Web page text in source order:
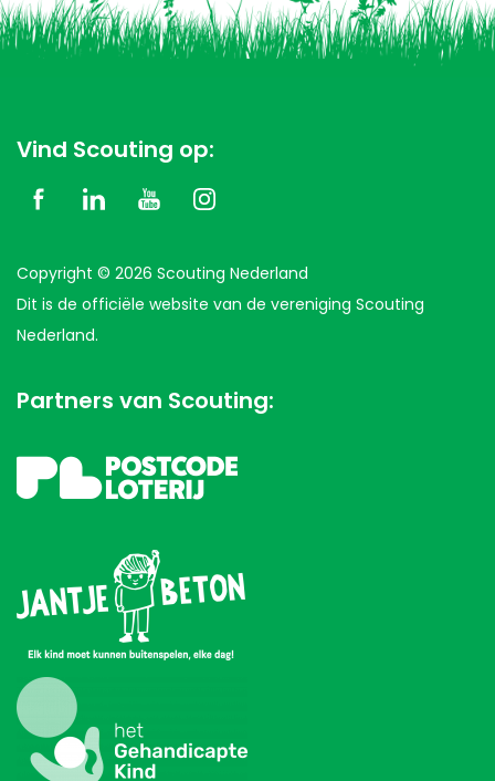
Vind Scouting op:
Copyright © 2026 Scouting Nederland
Dit is de officiële website van de vereniging Scouting
Nederland.
Partners van Scouting: